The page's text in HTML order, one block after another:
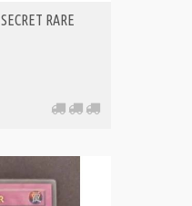
RARE